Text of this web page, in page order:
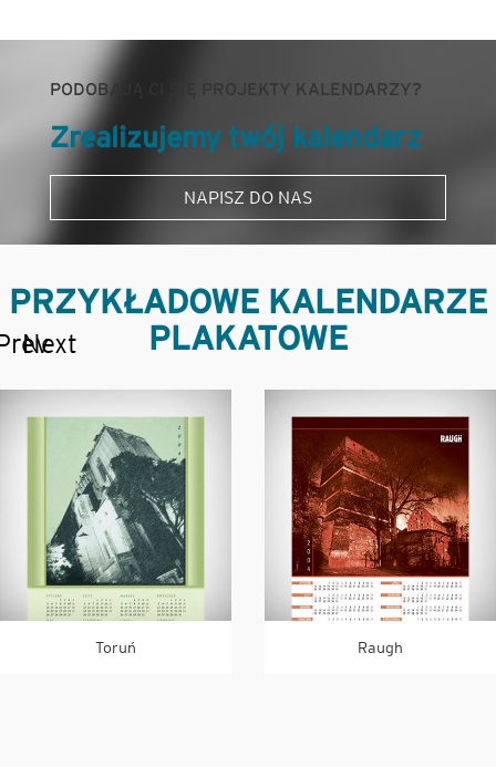
PODOBAJĄ CI SIĘ PROJEKTY KALENDARZY?
Zrealizujemy twój kalendarz
NAPISZ DO NAS
PRZYKŁADOWE KALENDARZE
PLAKATOWE
Toruń Raugh
Next